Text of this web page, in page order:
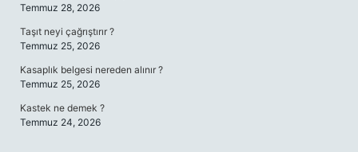
Temmuz 28, 2026
Taşıt neyi çağrıştırır ?
Temmuz 25, 2026
Kasaplık belgesi nereden alınır ?
Temmuz 25, 2026
Kastek ne demek ?
Temmuz 24, 2026